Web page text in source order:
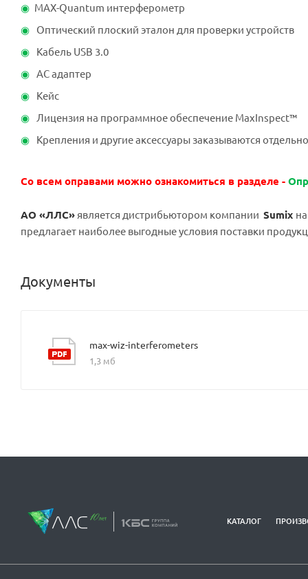
MAX-Quantum интерферометр
Оптический плоский эталон для проверки устройств
Кабель USB 3.0
АС адаптер
Кейс
Лицензия на программное обеспечение MaxInspect™
Крепления и другие аксессуары заказываются отдельно
Со всем оправами можно ознакомиться в разделе -
АО «ЛЛС» является дистрибьютором компании Sumix
предлагает наиболее выгодные условия поставки
Документы
max-wiz-interferometers
1,3 мб
КАТАЛОГ